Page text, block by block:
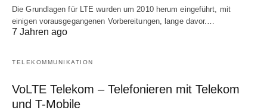
Die Grundlagen für LTE wurden um 2010 herum eingeführt, mit
einigen vorausgegangenen Vorbereitungen, lange davor.…
7 Jahren ago
TELEKOMMUNIKATION
VoLTE Telekom – Telefonieren mit Telekom
und T-Mobile